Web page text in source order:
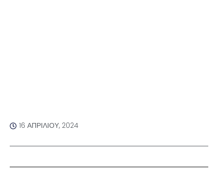
16 ΑΠΡΙΛΊΟΥ, 2024